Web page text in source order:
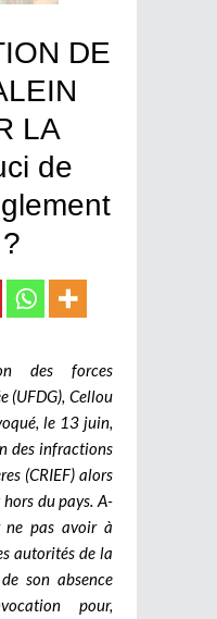
DE
LA
de
des forces
(UFDG), Cellou
le 13 juin,
des infractions
(CRIEF) alors
hors du pays. A-
pas avoir à
autorités de la
son absence
pour,